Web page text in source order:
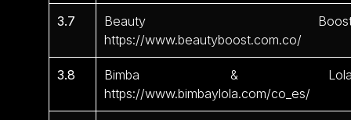
3.7
Beauty
https://www.beautyboost.com.co/
3.8
Bimba &
https://www.bimbaylola.com/co_es/